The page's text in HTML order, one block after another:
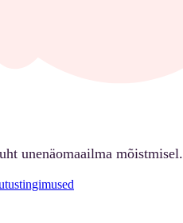
unenäomaailma mõistmisel.